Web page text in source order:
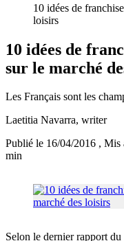
10 idées de
loisirs
10 idées de
sur le marché
Les Français sont les
Laetitia Navarra, writer
Publié le 16/04/2016 , Mis
min
Selon le dernier rapport